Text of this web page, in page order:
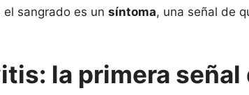
el sangrado es un síntoma, una señal de
la primera señal